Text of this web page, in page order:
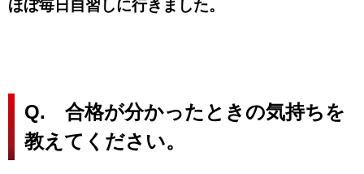
ほぼ毎日自習しに行きました。
Q. 合格が分かったときの気持ちを
教えてください。